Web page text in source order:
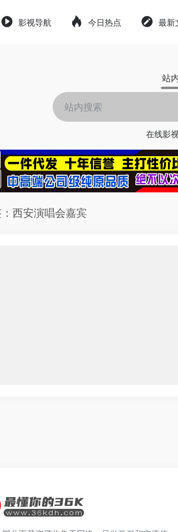
影视导航 今日热点 最新
站
在线影
西安演唱会嘉宾